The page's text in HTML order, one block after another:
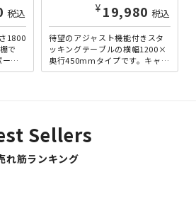
税込
1800
で
テ
た、
¥ 19,980 税込
待望のアジャスト機能付きスタ
ッキングテーブルの横幅1200×
奥行450mmタイプです。キャス
ター部分のアジャスト機能で、
Sellers
れ筋ランキング